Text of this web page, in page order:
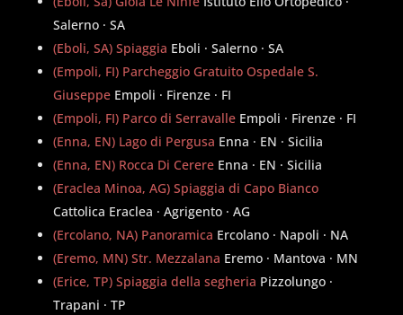
Salerno · SA
(Eboli, SA) Spiaggia Eboli · Salerno · SA
(Empoli, FI) Parcheggio Gratuito Ospedale S.
Giuseppe Empoli · Firenze · FI
(Empoli, FI) Parco di Serravalle Empoli · Firenze · FI
(Enna, EN) Lago di Pergusa Enna · EN · Sicilia
(Enna, EN) Rocca Di Cerere Enna · EN · Sicilia
(Eraclea Minoa, AG) Spiaggia di Capo Bianco
Cattolica Eraclea · Agrigento · AG
(Ercolano, NA) Panoramica Ercolano · Napoli · NA
(Eremo, MN) Str. Mezzalana Eremo · Mantova · MN
(Erice, TP) Spiaggia della segheria Pizzolungo ·
Trapani · TP